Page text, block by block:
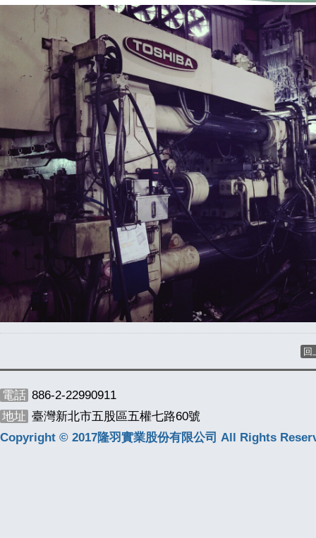
回
電話 886-2-22990911
地址 臺灣新北市五股區五權七路60號
Copyright © 2017隆羽實業股份有限公司 All Rights